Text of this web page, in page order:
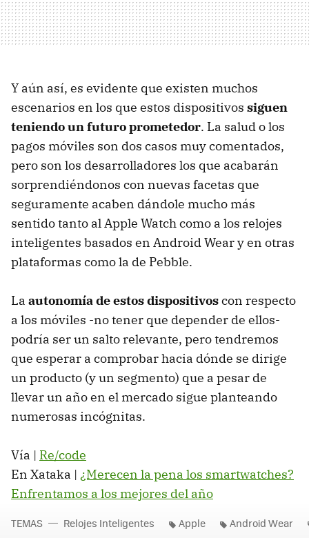
Y aún así, es evidente que existen muchos
escenarios en los que estos dispositivos siguen
teniendo un futuro prometedor. La salud o los
pagos móviles son dos casos muy comentados,
pero son los desarrolladores los que acabarán
sorprendiéndonos con nuevas facetas que
seguramente acaben dándole mucho más
sentido tanto al Apple Watch como a los relojes
inteligentes basados en Android Wear y en otras
plataformas como la de Pebble.
La autonomía de estos dispositivoscon respecto
a los móviles -no tener que depender de ellos-
podría ser un salto relevante, pero tendremos
que esperar a comprobar hacia dónde se dirige
un producto (y un segmento) que a pesar de
llevar un año en el mercado sigue planteando
numerosas incógnitas.
Vía | Re/code
En Xataka | ¿Merecen la pena los smartwatches?
Enfrentamos a los mejores del año
TEMAS Relojes Inteligentes Apple Android Wear